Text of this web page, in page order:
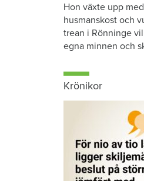
Hon växte upp
husmanskost och
trean i Rönninge
egna minnen och
Krönikor